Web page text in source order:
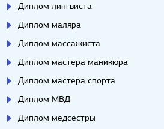
Диплом лингвиста
Диплом маляра
Диплом массажиста
Диплом мастера маникюра
Диплом мастера спорта
Диплом МВД
Диплом медсестры